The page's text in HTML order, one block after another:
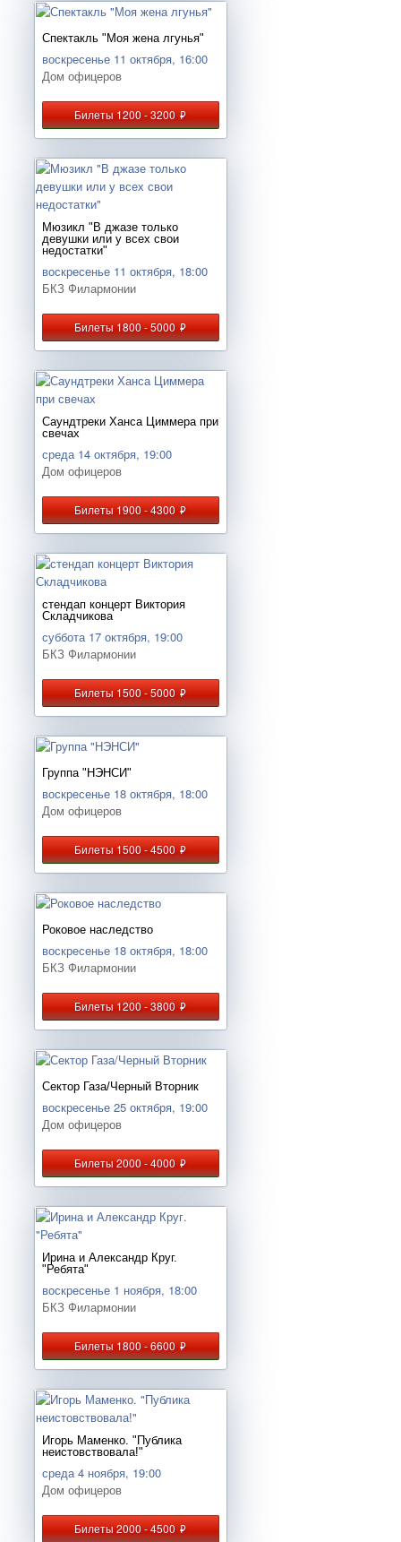
Спектакль "Моя жена лгунья"
воскресенье 11 октября, 16:00
Дом офицеров
Билеты 1200 - 3200руб.
Мюзикл "В джазе только
девушки или у всех свои
недостатки"
воскресенье 11 октября, 18:00
БКЗ Филармонии
Билеты 1800 - 5000руб.
Саундтреки Ханса Циммера при
свечах
среда 14 октября, 19:00
Дом офицеров
Билеты 1900 - 4300руб.
стендап концерт Виктория
Складчикова
суббота 17 октября, 19:00
БКЗ Филармонии
Билеты 1500 - 5000руб.
Группа "НЭНСИ"
воскресенье 18 октября, 18:00
Дом офицеров
Билеты 1500 - 4500руб.
Роковое наследство
воскресенье 18 октября, 18:00
БКЗ Филармонии
Билеты 1200 - 3800руб.
Сектор Газа/Черный Вторник
воскресенье 25 октября, 19:00
Дом офицеров
Билеты 2000 - 4000руб.
Ирина и Александр Круг.
"Ребята"
воскресенье 1 ноября, 18:00
БКЗ Филармонии
Билеты 1800 - 6600руб.
Игорь Маменко. "Публика
неистовствовала!"
среда 4 ноября, 19:00
Дом офицеров
Билеты 2000 - 4500руб.